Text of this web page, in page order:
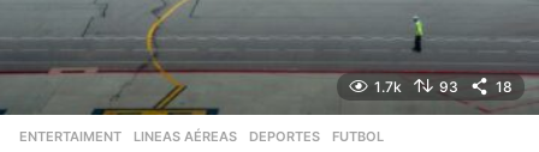
1.7k 93 18
ENTERTAIMENT ,LINEAS AÉREAS DEPORTES ,FUTBOL